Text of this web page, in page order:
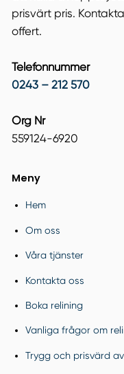
prisvärt pris.
offert.
Telefonnummer
0243 – 212 570
Org Nr
559124-6920
Meny
Hem
Om oss
Våra tjänster
Kontakta oss
Boka relining
Vanliga frågor om
Trygg och prisvärd